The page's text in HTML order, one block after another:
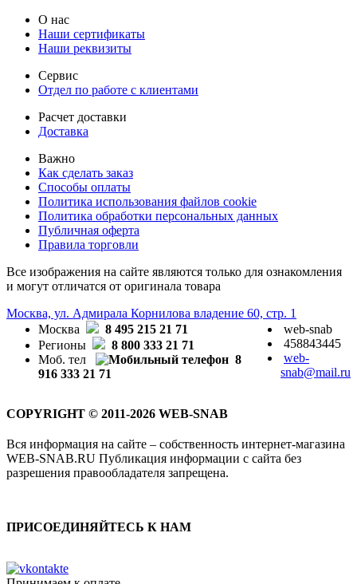
О нас
Наши сертификаты
Наши реквизиты
Сервис
Отдел по работе с клиентами
Расчет доставки
Доставка
Важно
Как сделать заказ
Способы оплаты
Политика использования файлов cookie
Политика обработки персональных данных
Публичная оферта
Правила торговли
Все изображения на сайте являются только для ознакомления
и могут отличатся от оригинала товара
Москва, ул. Адмирала Корнилова владение 60, стр. 1
Москва
8 495 215 21 71
Регионы
8 800 333 21 71
Моб. тел
8
916 333 21 71
web-snab
458843445
web-
snab@mail.ru
COPYRIGHT © 2011-2026 WEB-SNAB
Вся информация на сайте – собственность интернет-магазина
WEB-SNAB.RU Публикация информации с сайта без
разрешения правообладателя запрещена.
ПРИСОЕДИНЯЙТЕСЬ К НАМ